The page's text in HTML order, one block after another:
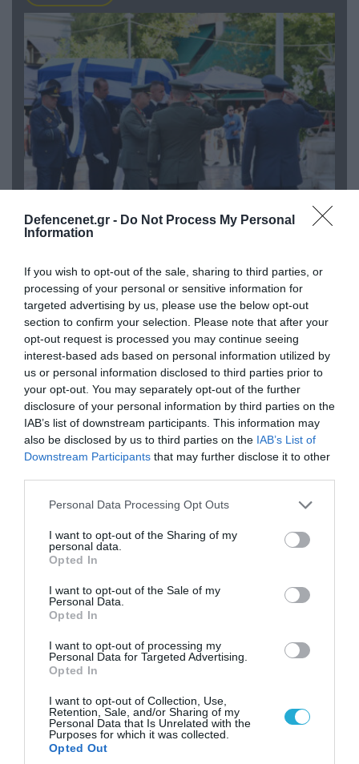
Defencenet.gr - Do Not Process My Personal
Information
If you wish to opt-out of the sale, sharing to third parties, or
processing of your personal or sensitive information for
targeted advertising by us, please use the below opt-out
section to confirm your selection. Please note that after your
opt-out request is processed you may continue seeing
interest-based ads based on personal information utilized by
us or personal information disclosed to third parties prior to
your opt-out. You may separately opt-out of the further
disclosure of your personal information by third parties on the
IAB’s list of downstream participants. This information may
also be disclosed by us to third parties on the IAB’s List of
Downstream Participants that may further disclose it to other
Please note that this website/app uses one or more Google
not limited to your visit or usage behaviour. You may click to
grant or deny consent to Google and its third-party tags to
use your data for below specified purposes in below Google
consent section.
Personal Data Processing Opt Outs
I want to opt-out of the Sharing of my
personal data.
Opted In
I want to opt-out of the Sale of my
Personal Data.
Opted In
I want to opt-out of processing my
Personal Data for Targeted Advertising.
Opted In
I want to opt-out of Collection, Use,
Retention, Sale, and/or Sharing of my
Personal Data that Is Unrelated with the
Purposes for which it was collected.
Opted Out
Αυτή την ώρα το τελευταίο «αντίο» στον πρώην
04.08.2026 | 13:02
Η ανακοίνωση του Πανελλήνιου Σωματείου
που γέλασε στη φωτιά